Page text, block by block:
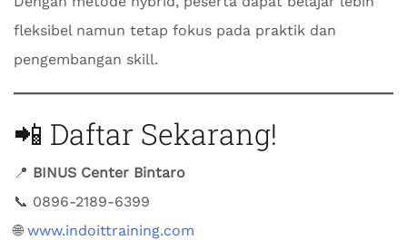
fleksibel namun tetap fokus pada praktik dan
pengembangan skill.
📲 Daftar Sekarang!
📍 BINUS Center Bintaro
📞 0896-2189-6399
🌐 www.indoittraining.com